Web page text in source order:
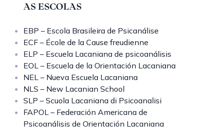
AS ESCOLAS
EBP – Escola Brasileira de Psicanálise
ECF – École de la Cause freudienne
ELP – Escuela Lacaniana de psicoanálisis
EOL – Escuela de la Orientación Lacaniana
NEL – Nueva Escuela Lacaniana
NLS – New Lacanian School
SLP – Scuola Lacaniana di Psicoanalisi
FAPOL – Federación Americana de
Psicoanálisis de Orientación Lacaniana